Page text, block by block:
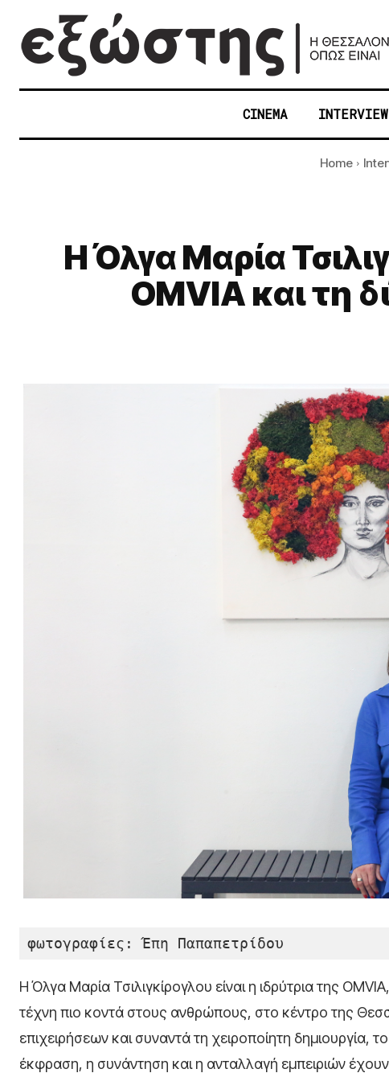
CINEMA
Home
Η Όλγα Μαρία
OMVIA και τη
φωτογραφίες: Έπη Παπαπετρίδου
Η Όλγα Μαρία Τσιλιγκίρογλου είναι η ιδρύτρια της
τέχνη πιο κοντά στους ανθρώπους, στο κέντρο της
επιχειρήσεων και συναντά τη χειροποίητη
έκφραση, η συνάντηση και η ανταλλαγή εμπειριών